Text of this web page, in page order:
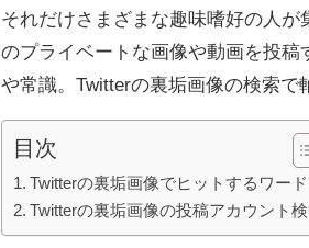
それだけさまざまな趣味嗜好の人
のプライベートな画像や動画を投稿
や常識。Twitterの裏垢画像の検索で
目次
Twitterの裏垢画像でヒットするワード
Twitterの裏垢画像の投稿アカウント